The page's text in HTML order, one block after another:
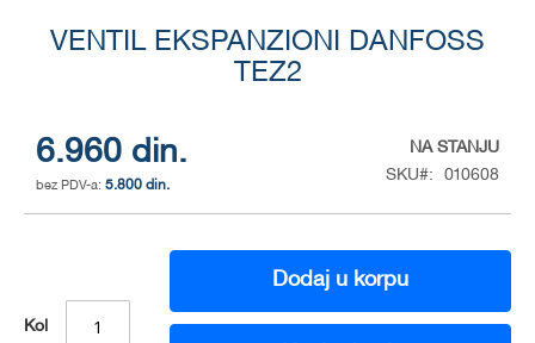
VENTIL EKSPANZIONI DANFOSS
TEZ2
6.960 din.
5.800 din.
NA STANJU
SKU
010608
Kol
Dodaj u korpu
to
the
images
gallery